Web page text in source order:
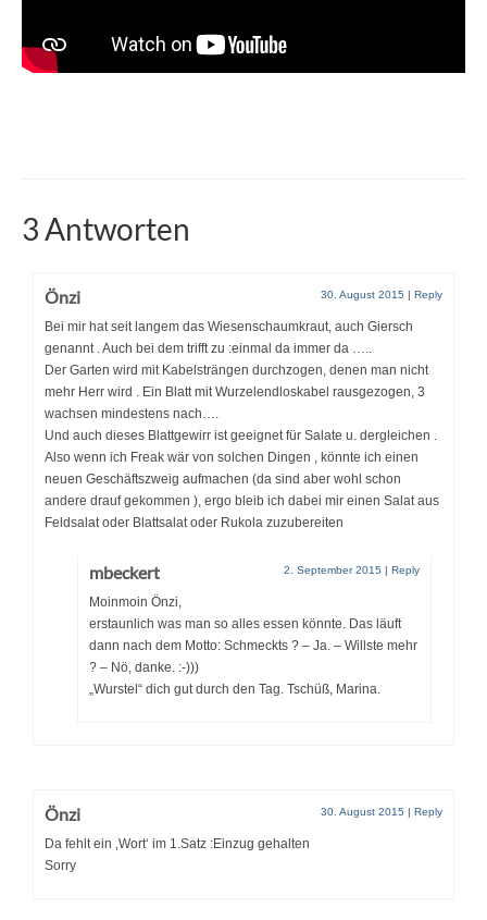
3 Antworten
Önzi 30. August 2015 | Reply
Bei mir hat seit langem das Wiesenschaumkraut, auch Giersch
genannt . Auch bei dem trifft zu :einmal da immer da …..
Der Garten wird mit Kabelsträngen durchzogen, denen man nicht
mehr Herr wird . Ein Blatt mit Wurzelendloskabel rausgezogen, 3
wachsen mindestens nach….
Und auch dieses Blattgewirr ist geeignet für Salate u. dergleichen .
Also wenn ich Freak wär von solchen Dingen , könnte ich einen
neuen Geschäftszweig aufmachen (da sind aber wohl schon
andere drauf gekommen ), ergo bleib ich dabei mir einen Salat aus
Feldsalat oder Blattsalat oder Rukola zuzubereiten
mbeckert 2. September 2015 | Reply
Moinmoin Önzi,
erstaunlich was man so alles essen könnte. Das läuft
dann nach dem Motto: Schmeckts ? – Ja. – Willste mehr
? – Nö, danke. :-)))
„Wurstel“ dich gut durch den Tag. Tschüß, Marina.
Önzi 30. August 2015 | Reply
Da fehlt ein ‚Wort‘ im 1.Satz :Einzug gehalten
Sorry